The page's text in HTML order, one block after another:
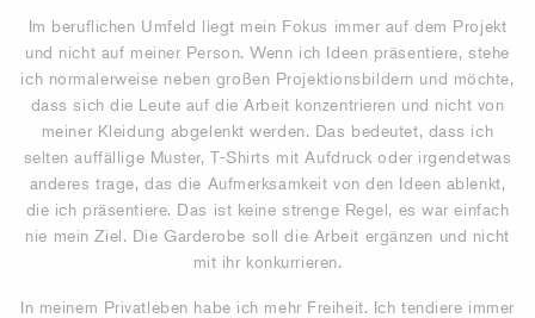
Im beruflichen Umfeld liegt mein Fokus immer auf dem Projekt
und nicht auf meiner Person. Wenn ich Ideen präsentiere, stehe
ich normalerweise neben großen Projektionsbildern und möchte,
dass sich die Leute auf die Arbeit konzentrieren und nicht von
meiner Kleidung abgelenkt werden. Das bedeutet, dass ich
selten auffällige Muster, T-Shirts mit Aufdruck oder irgendetwas
anderes trage, das die Aufmerksamkeit von den Ideen ablenkt,
die ich präsentiere. Das ist keine strenge Regel, es war einfach
nie mein Ziel. Die Garderobe soll die Arbeit ergänzen und nicht
mit ihr konkurrieren.
In meinem Privatleben habe ich mehr Freiheit. Ich tendiere immer